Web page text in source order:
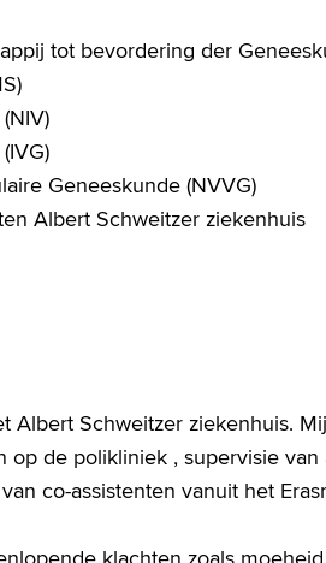
tot bevordering der
Geneeskunde (NVVG)
Albert Schweitzer ziekenhuis
Albert Schweitzer ziekenhuis.
de polikliniek , supervisie van
co-assistenten vanuit het